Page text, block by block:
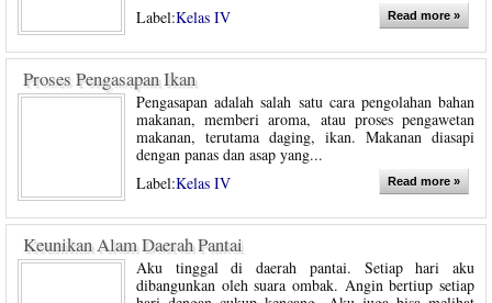
Label:Kelas IV Read more »
Proses Pengasapan Ikan
Pengasapan adalah salah satu cara pengolahan bahan
makanan, memberi aroma, atau proses pengawetan
makanan, terutama daging, ikan. Makanan diasapi
dengan panas dan asap yang...
Label:Kelas IV Read more »
Keunikan Alam Daerah Pantai
Aku tinggal di daerah pantai. Setiap hari aku
dibangunkan oleh suara ombak. Angin bertiup setiap